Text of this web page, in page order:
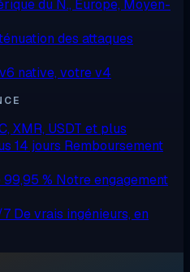
du N., Europe, Moyen-
des attaques
v6 native, votre v4
XMR, USDT et plus
14 jours Remboursement
% Notre engagement
7 De vrais ingénieurs, en